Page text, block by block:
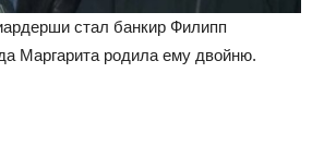
стал банкир Филипп
Маргарита родила ему двойню.